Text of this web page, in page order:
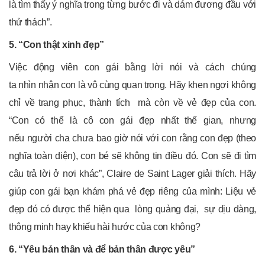
là tìm thấy ý nghĩa trong từng bước đi và dám đương đầu với
thử thách”.
5. “Con thật xinh đẹp”
Việc động viên con gái bằng lời nói và cách chúng
ta nhìn nhận con là vô cùng quan trọng. Hãy khen ngợi không
chỉ về trang phục, thành tích mà còn về vẻ đẹp của con.
“Con có thể là cô con gái đẹp nhất thế gian, nhưng
nếu người cha chưa bao giờ nói với con rằng con đẹp (theo
nghĩa toàn diện), con bé sẽ không tin điều đó. Con sẽ đi tìm
câu trả lời ở nơi khác”, Claire de Saint Lager giải thích. Hãy
giúp con gái bạn khám phá vẻ đẹp riêng của mình: Liệu vẻ
đẹp đó có được thể hiện qua lòng quảng đại, sự dịu dàng,
thông minh hay khiếu hài hước của con không?
6. “Yêu bản thân và để bản thân được yêu”